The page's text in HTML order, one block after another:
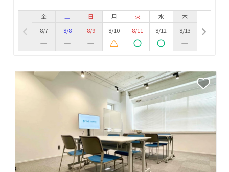
金
8/7
土
8/8
日
8/9
月
8/10
火
8/11
水
8/12
木
8/13